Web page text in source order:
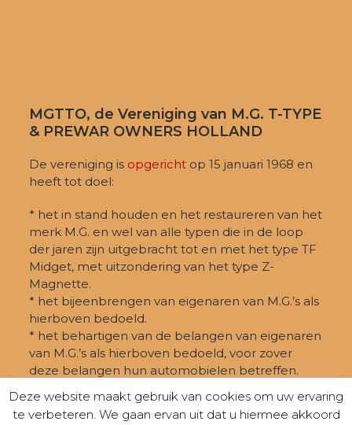
MGTTO, de Vereniging van M.G. T-TYPE
& PREWAR OWNERS HOLLAND
De vereniging is opgericht op 15 januari 1968 en
heeft tot doel:
* het in stand houden en het restaureren van het
merk M.G. en wel van alle typen die in de loop
der jaren zijn uitgebracht tot en met het type TF
Midget, met uitzondering van het type Z-
Magnette.
* het bijeenbrengen van eigenaren van M.G.’s als
hierboven bedoeld.
* het behartigen van de belangen van eigenaren
van M.G.’s als hierboven bedoeld, voor zover
deze belangen hun automobielen betreffen.
Deze website maakt gebruik van cookies om uw ervaring
te verbeteren. We gaan ervan uit dat u hiermee akkoord